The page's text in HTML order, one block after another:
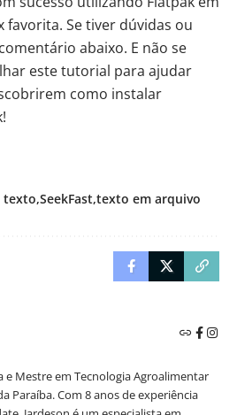
favorita. Se tiver dúvidas ou
abaixo. E não se
este tutorial para ajudar
como instalar
texto SeekFast texto em arquivo
e Mestre em Tecnologia Agroalimentar
Paraíba. Com 8 anos de experiência